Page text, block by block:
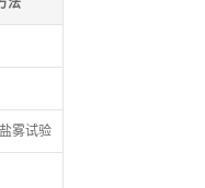
法
雾试验